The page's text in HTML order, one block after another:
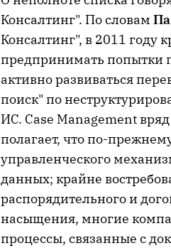
Консалтинг". По словам
Консалтинг", в 2011 году
предпринимать попытки
активно развиваться
поиск" по
ИС. Case Management
полагает, что по-
управленческого
данных; крайне
распорядительного и
насыщения, многие
процессы, связанные с